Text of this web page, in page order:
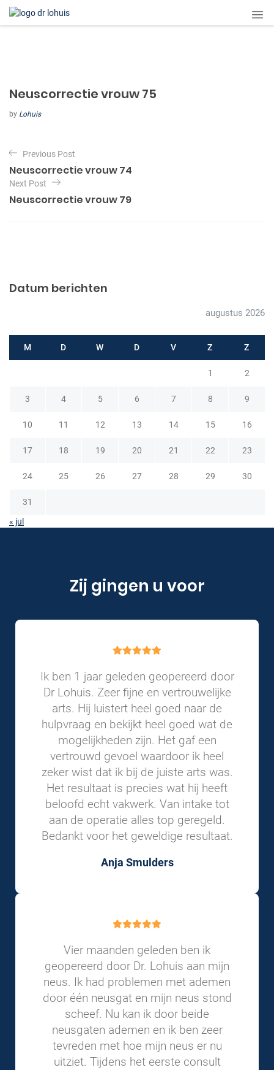
Neuscorrectie vrouw 75
by Lohuis
B
e
r
i
a
a
Previous Post
Neuscorrectie vrouw 74
Next Post
Neuscorrectie vrouw 79
Datum berichten
augustus 2026
M D W D V Z Z
1 2
3 4 5 6 7 8 9
10 11 12 13 14 15 16
17 18 19 20 21 22 23
24 25 26 27 28 29 30
31
« jul
Zij gingen u voor
Ik ben 1 jaar geleden geopereerd door
Dr Lohuis. Zeer fijne en vertrouwelijke
arts. Hij luistert heel goed naar de
hulpvraag en bekijkt heel goed wat de
mogelijkheden zijn. Het gaf een
vertrouwd gevoel waardoor ik heel
zeker wist dat ik bij de juiste arts was.
Het resultaat is precies wat hij heeft
beloofd echt vakwerk. Van intake tot
aan de operatie alles top geregeld.
Bedankt voor het geweldige resultaat.
Anja Smulders
Vier maanden geleden ben ik
geopereerd door Dr. Lohuis aan mijn
neus. Ik had problemen met ademen
door één neusgat en mijn neus stond
scheef. Nu kan ik door beide
neusgaten ademen en ik ben zeer
tevreden met hoe mijn neus er nu
uitziet. Tijdens het eerste consult